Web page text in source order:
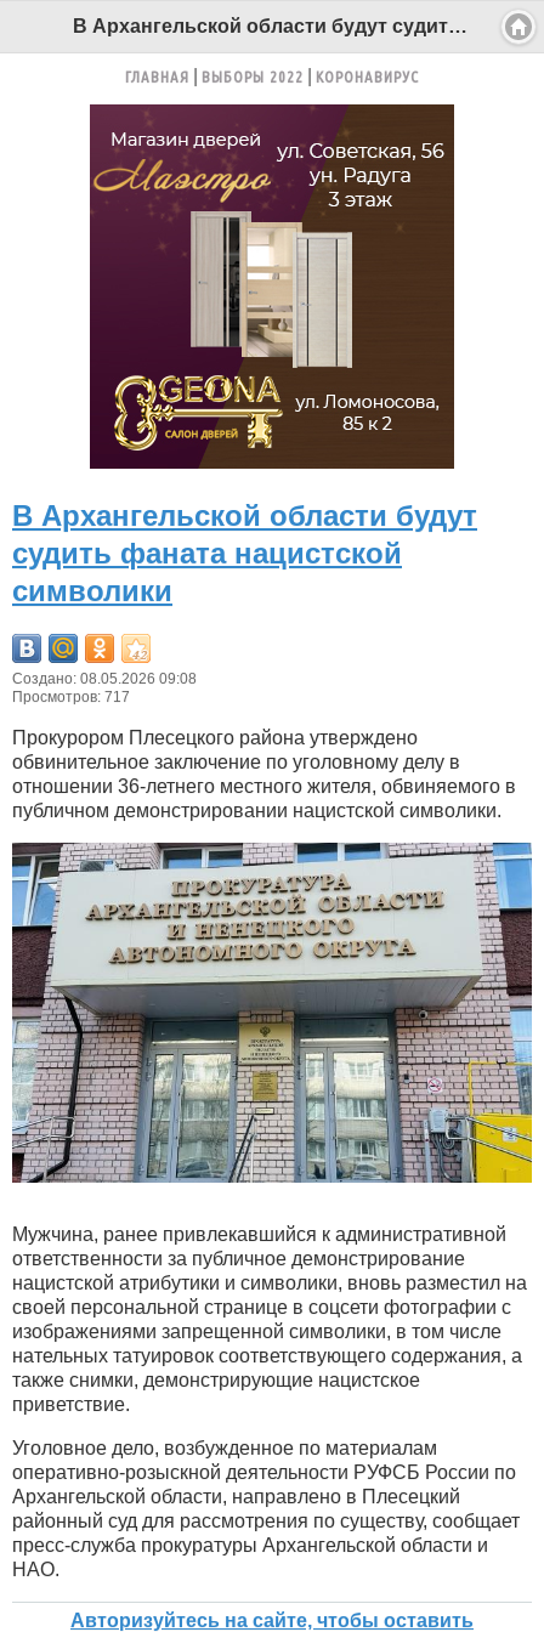
В Архангельской области будут судить фаната нацистской символики - Беломорканал Северодвинск tv29.ru
ГЛАВНАЯ ВЫБОРЫ 2022 КОРОНАВИРУС
В Архангельской области будут
судить фаната нацистской
символики
Создано: 08.05.2026 09:08
Просмотров: 717
Прокурором Плесецкого района утверждено
обвинительное заключение по уголовному делу в
отношении 36-летнего местного жителя, обвиняемого в
публичном демонстрировании нацистской символики.
Мужчина, ранее привлекавшийся к административной
ответственности за публичное демонстрирование
нацистской атрибутики и символики, вновь разместил на
своей персональной странице в соцсети фотографии с
изображениями запрещенной символики, в том числе
нательных татуировок соответствующего содержания, а
также снимки, демонстрирующие нацистское
приветствие.
Уголовное дело, возбужденное по материалам
оперативно-розыскной деятельности РУФСБ России по
Архангельской области, направлено в Плесецкий
районный суд для рассмотрения по существу, сообщает
пресс-служба прокуратуры Архангельской области и
НАО.
Авторизуйтесь на сайте, чтобы оставить